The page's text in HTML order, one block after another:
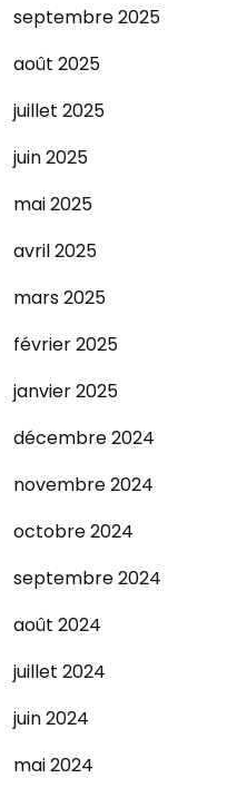
septembre 2025
août 2025
juillet 2025
juin 2025
mai 2025
avril 2025
mars 2025
février 2025
janvier 2025
décembre 2024
novembre 2024
octobre 2024
septembre 2024
août 2024
juillet 2024
juin 2024
mai 2024